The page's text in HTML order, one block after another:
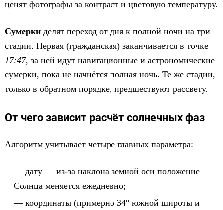
ценят фотографы за контраст и цветовую температуру.
Сумерки делят переход от дня к полной ночи на три
стадии. Первая (гражданская) заканчивается в точке
17:47, за ней идут навигационные и астрономические
сумерки, пока не начнётся полная ночь. Те же стадии,
только в обратном порядке, предшествуют рассвету.
От чего зависит расчёт солнечных фаз
Алгоритм учитывает четыре главных параметра:
дату — из-за наклона земной оси положение
Солнца меняется ежедневно;
координаты (примерно 34° южной широты и